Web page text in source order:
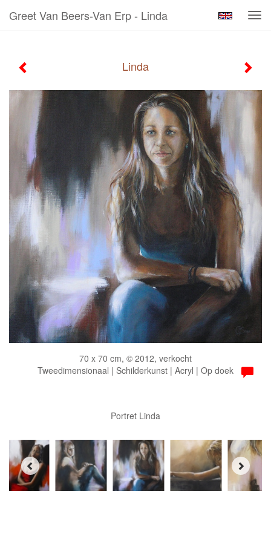
Greet Van Beers-Van Erp - Linda
Linda
70 x 70 cm, © 2012, verkocht
Tweedimensionaal | Schilderkunst | Acryl | Op doek
Portret Linda